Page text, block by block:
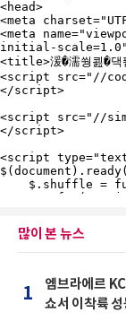
많이 본 뉴스
1
엠브라에르
쇼서 이착륙 성